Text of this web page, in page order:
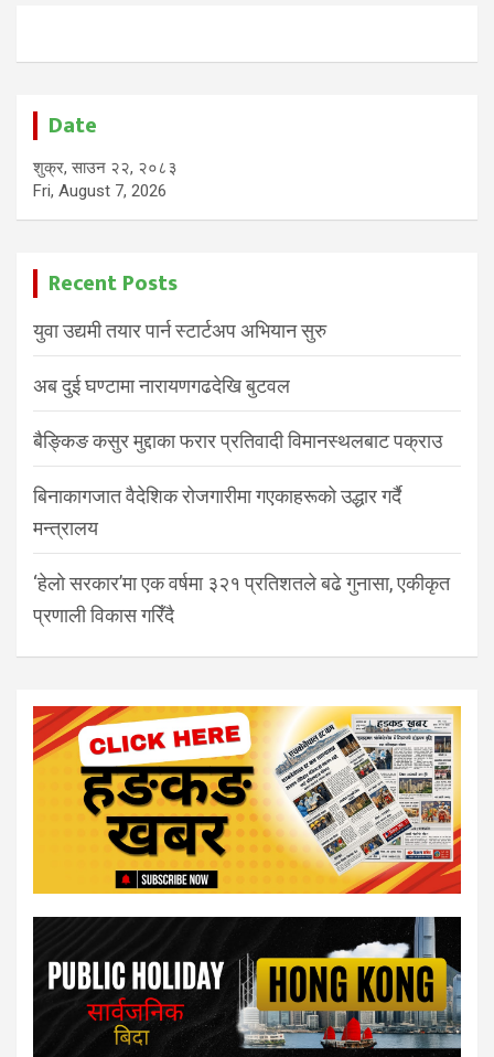
Date
शुक्र, साउन २२, २०८३
Fri, August 7, 2026
Recent Posts
युवा उद्यमी तयार पार्न स्टार्टअप अभियान सुरु
अब दुई घण्टामा नारायणगढदेखि बुटवल
बैङ्किङ कसुर मुद्दाका फरार प्रतिवादी विमानस्थलबाट पक्राउ
बिनाकागजात वैदेशिक रोजगारीमा गएकाहरूको उद्धार गर्दै
मन्त्रालय
‘हेलो सरकार’मा एक वर्षमा ३२१ प्रतिशतले बढे गुनासा, एकीकृत
प्रणाली विकास गरिँदै